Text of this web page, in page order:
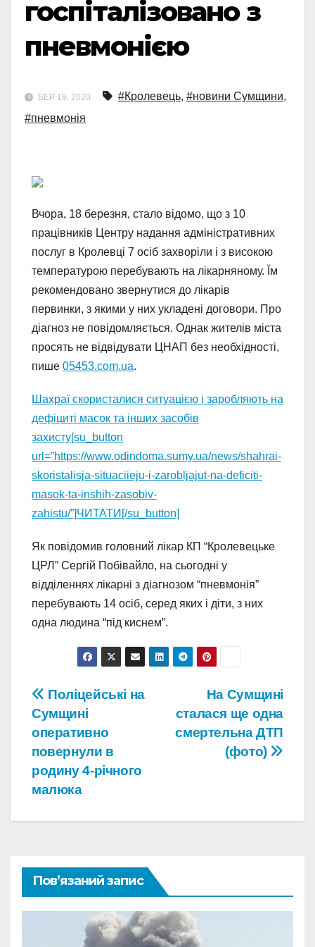
госпіталізовано з
пневмонією
БЕР 19, 2020 #Кролевець, #новини Сумщини,
#пневмонія
Вчора, 18 березня, стало відомо, що з 10
працівників Центру надання адміністративних
послуг в Кролевці 7 осіб захворіли і з високою
температурою перебувають на лікарняному. Їм
рекомендовано звернутися до лікарів
первинки, з якими у них укладені договори. Про
діагноз не повідомляється. Однак жителів міста
просять не відвідувати ЦНАП без необхідності,
пише 05453.com.ua.
Шахраї скористалися ситуацією і заробляють на
дефіциті масок та інших засобів
захисту[su_button
url=”https://www.odindoma.sumy.ua/news/shahrai-
skoristalisja-situaciieju-i-zarobljajut-na-deficiti-
masok-ta-inshih-zasobiv-
zahistu/”]ЧИТАТИ[/su_button]
Як повідомив головний лікар КП “Кролевецьке
ЦРЛ” Сергій Побівайло, на сьогодні у
відділеннях лікарні з діагнозом “пневмонія”
перебувають 14 осіб, серед яких і діти, з них
одна людина “під киснем”.
Навігація
записів
На Сумщині
сталася ще одна
смертельна ДТП
(фото)
Поліцейські на
Сумщині
оперативно
повернули в
родину 4-річного
малюка
Пов’язаний запис